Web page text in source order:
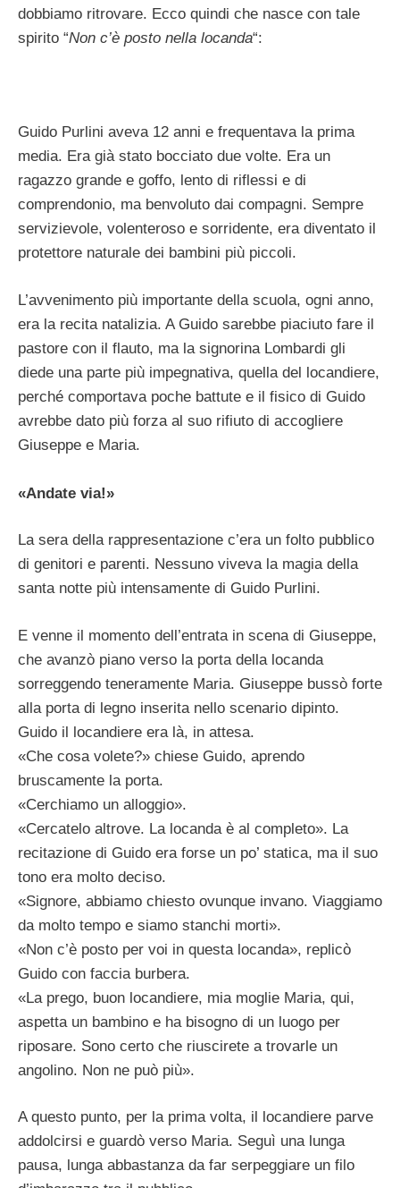
dobbiamo ritrovare. Ecco quindi che nasce con tale
spirito “Non c’è posto nella locanda“:
Guido Purlini aveva 12 anni e frequentava la prima
media. Era già stato bocciato due volte. Era un
ragazzo grande e goffo, lento di riflessi e di
comprendonio, ma benvoluto dai compagni. Sempre
servizievole, volenteroso e sorridente, era diventato il
protettore naturale dei bambini più piccoli.
L’avvenimento più importante della scuola, ogni anno,
era la recita natalizia. A Guido sarebbe piaciuto fare il
pastore con il flauto, ma la signorina Lombardi gli
diede una parte più impegnativa, quella del locandiere,
perché comportava poche battute e il fisico di Guido
avrebbe dato più forza al suo rifiuto di accogliere
Giuseppe e Maria.
«Andate via!»
La sera della rappresentazione c’era un folto pubblico
di genitori e parenti. Nessuno viveva la magia della
santa notte più intensamente di Guido Purlini.
E venne il momento dell’entrata in scena di Giuseppe,
che avanzò piano verso la porta della locanda
sorreggendo teneramente Maria. Giuseppe bussò forte
alla porta di legno inserita nello scenario dipinto.
Guido il locandiere era là, in attesa.
«Che cosa volete?» chiese Guido, aprendo
bruscamente la porta.
«Cerchiamo un alloggio».
«Cercatelo altrove. La locanda è al completo». La
recitazione di Guido era forse un po’ statica, ma il suo
tono era molto deciso.
«Signore, abbiamo chiesto ovunque invano. Viaggiamo
da molto tempo e siamo stanchi morti».
«Non c’è posto per voi in questa locanda», replicò
Guido con faccia burbera.
«La prego, buon locandiere, mia moglie Maria, qui,
aspetta un bambino e ha bisogno di un luogo per
riposare. Sono certo che riuscirete a trovarle un
angolino. Non ne può più».
A questo punto, per la prima volta, il locandiere parve
addolcirsi e guardò verso Maria. Seguì una lunga
pausa, lunga abbastanza da far serpeggiare un filo